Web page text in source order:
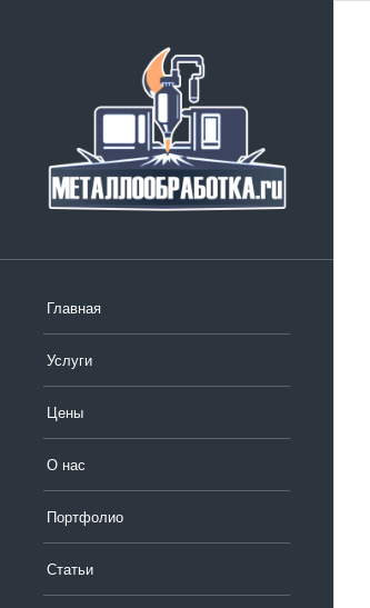
Главная
Услуги
Цены
О нас
Портфолио
Статьи